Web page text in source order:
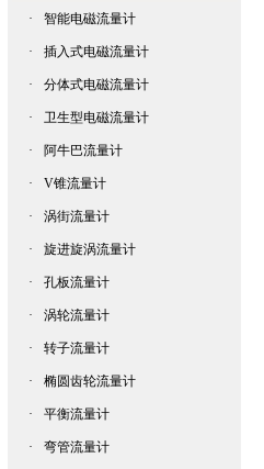
·
智能电磁流量计
· 插入式电磁流量计
· 分体式电磁流量计
· 卫生型电磁流量计
· 阿牛巴流量计
· V锥流量计
· 涡街流量计
· 旋进旋涡流量计
· 孔板流量计
· 涡轮流量计
· 转子流量计
· 椭圆齿轮流量计
· 平衡流量计
· 弯管流量计